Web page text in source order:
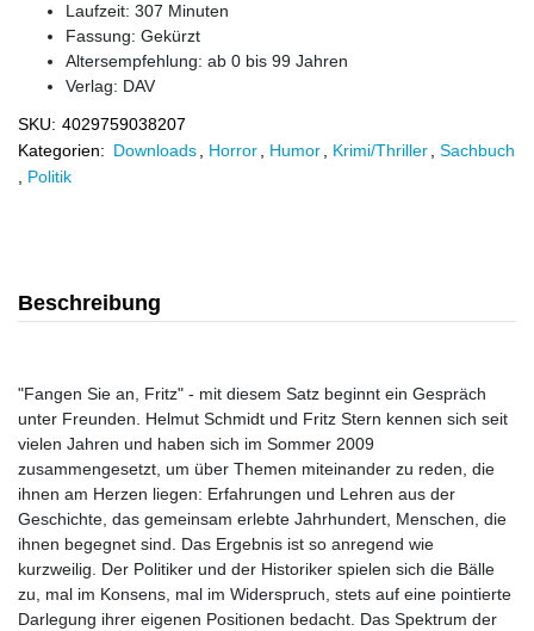
Laufzeit: 307 Minuten
Fassung: Gekürzt
Altersempfehlung: ab 0 bis 99 Jahren
Verlag: DAV
SKU: 4029759038207
Kategorien: Downloads Horror Humor Krimi/Thriller
Sachbuch
Politik
Beschreibung
"Fangen Sie an, Fritz" - mit diesem Satz beginnt ein Gespräch
unter Freunden. Helmut Schmidt und Fritz Stern kennen sich seit
vielen Jahren und haben sich im Sommer 2009
zusammengesetzt, um über Themen miteinander zu reden, die
ihnen am Herzen liegen: Erfahrungen und Lehren aus der
Geschichte, das gemeinsam erlebte Jahrhundert, Menschen, die
ihnen begegnet sind. Das Ergebnis ist so anregend wie
kurzweilig. Der Politiker und der Historiker spielen sich die Bälle
zu, mal im Konsens, mal im Widerspruch, stets auf eine pointierte
Darlegung ihrer eigenen Positionen bedacht. Das Spektrum der